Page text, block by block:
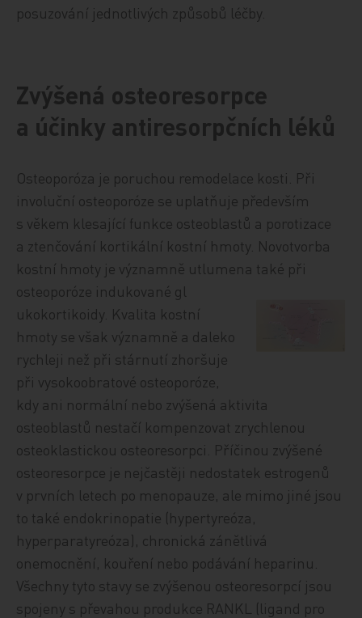
posuzování jednotlivých způsobů léčby.
Zvýšená osteoresorpce
a účinky antiresorpčních léků
Osteoporóza je poruchou remodelace kosti. Při
involuční osteoporóze se uplatňuje především
s věkem klesající funkce osteoblastů a porotizace
a ztenčování kortikální kostní hmoty. Novotvorba
kostní hmoty je významně utlumena také při
osteoporóze indukované gl
ukokortikoidy. Kvalita kostní
hmoty se však významně a daleko
rychleji než při stárnutí zhoršuje
při vysokoobratové osteoporóze,
kdy ani normální nebo zvýšená aktivita
osteoblastů nestačí kompenzovat zrychlenou
osteoklastickou osteoresorpci. Příčinou zvýšené
osteoresorpce je nejčastěji nedostatek estrogenů
v prvních letech po menopauze, ale mimo jiné jsou
to také endokrinopatie (hypertyreóza,
hyperparatyreóza), chronická zánětlivá
onemocnění, kouření nebo podávání heparinu.
Všechny tyto stavy se zvýšenou osteoresorpcí jsou
spojeny s převahou produkce RANKL (ligand pro